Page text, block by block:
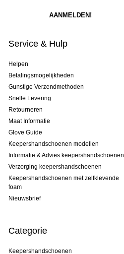
Service & Hulp
Helpen
Betalingsmogelijkheden
Gunstige Verzendmethoden
Snelle Levering
Retourneren
Maat Informatie
Glove Guide
Keepershandschoenen modellen
Informatie & Advies keepershandschoenen
Verzorging keepershandschoenen
Keepershandschoenen met zelfklevende
foam
Nieuwsbrief
Categorie
Keepershandschoenen